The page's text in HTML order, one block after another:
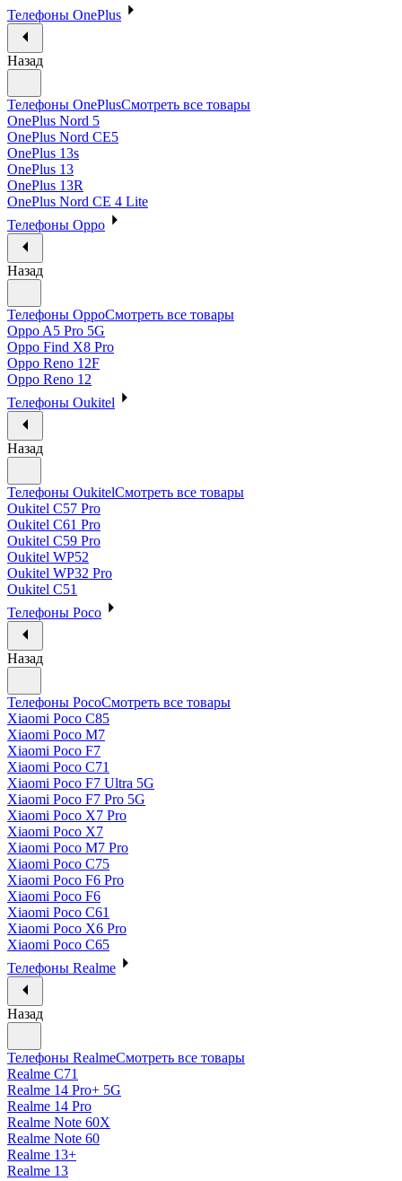
Телефоны OnePlus
Назад
Телефоны OnePlusСмотреть все товары
OnePlus Nord 5
OnePlus Nord CE5
OnePlus 13s
OnePlus 13
OnePlus 13R
OnePlus Nord CE 4 Lite
Телефоны Oppo
Назад
Телефоны OppoСмотреть все товары
Oppo A5 Pro 5G
Oppo Find X8 Pro
Oppo Reno 12F
Oppo Reno 12
Телефоны Oukitel
Назад
Телефоны OukitelСмотреть все товары
Oukitel C57 Pro
Oukitel C61 Pro
Oukitel C59 Pro
Oukitel WP52
Oukitel WP32 Pro
Oukitel C51
Телефоны Poco
Назад
Телефоны PocoСмотреть все товары
Xiaomi Poco C85
Xiaomi Poco M7
Xiaomi Poco F7
Xiaomi Poco C71
Xiaomi Poco F7 Ultra 5G
Xiaomi Poco F7 Pro 5G
Xiaomi Poco X7 Pro
Xiaomi Poco X7
Xiaomi Poco M7 Pro
Xiaomi Poco C75
Xiaomi Poco F6 Pro
Xiaomi Poco F6
Xiaomi Poco C61
Xiaomi Poco X6 Pro
Xiaomi Poco C65
Телефоны Realme
Назад
Телефоны RealmeСмотреть все товары
Realme C71
Realme 14 Pro+ 5G
Realme 14 Pro
Realme Note 60X
Realme Note 60
Realme 13+
Realme 13